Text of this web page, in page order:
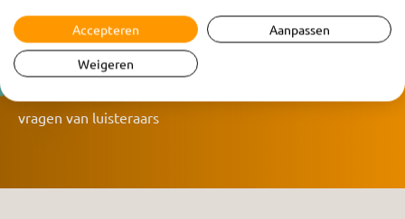
overbehandelen?
Aflevering 8. Susanne Postma - Tijdig nadenken over het
levenseinde
vragen van luisteraars
Accepteren Aanpassen
Weigeren